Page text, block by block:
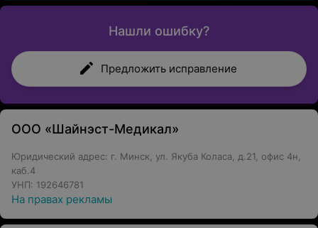
Нашли ошибку?
Предложить исправление
ООО «Шайнэст-Медикал»
Юридический адрес: г. Минск, ул. Якуба Коласа, д.21, офис 4н,
каб.4
УНП: 192646781
На правах рекламы